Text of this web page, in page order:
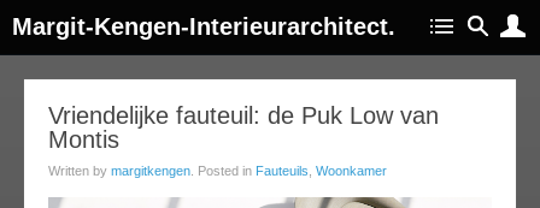
Margit-Kengen-Interieurarchitect.
Vriendelijke fauteuil: de Puk Low van
Montis
Written by margitkengen . Posted in Fauteuils Woonkamer